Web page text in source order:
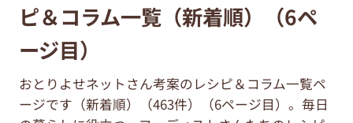
ピ＆コラム一覧（新着順）（6ペ
ージ目）
おとりよせネットさん考案のレシピ＆コラム一覧ペ
ージです（新着順）（463件）（6ページ目）。毎日